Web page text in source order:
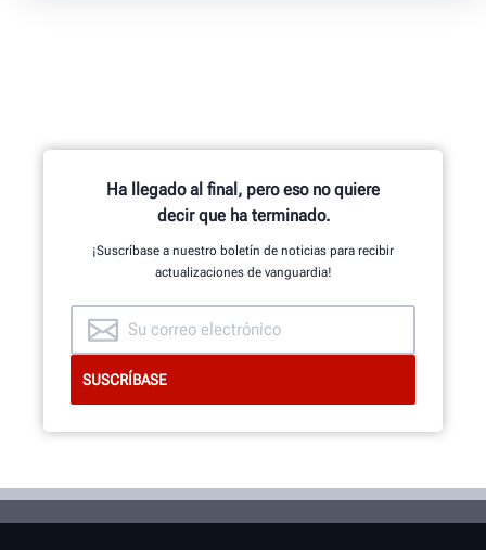
Ha llegado al final, pero eso no quiere
decir que ha terminado.
¡Suscríbase a nuestro boletín de noticias para recibir
actualizaciones de vanguardia!